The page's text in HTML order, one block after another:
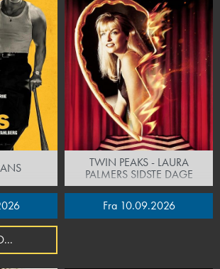
TWIN PEAKS - LAURA
PALMERS SIDSTE DAGE
Fra 10.09.2026